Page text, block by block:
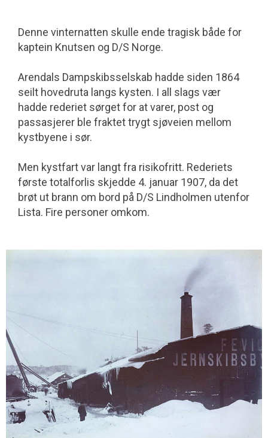
Denne vinternatten skulle ende tragisk både for
kaptein Knutsen og D/S Norge.
Arendals Dampskibsselskab hadde siden 1864
seilt hovedruta langs kysten. I all slags vær
hadde rederiet sørget for at varer, post og
passasjerer ble fraktet trygt sjøveien mellom
kystbyene i sør.
Men kystfart var langt fra risikofritt. Rederiets
første totalforlis skjedde 4. januar 1907, da det
brøt ut brann om bord på D/S Lindholmen utenfor
Lista. Fire personer omkom.